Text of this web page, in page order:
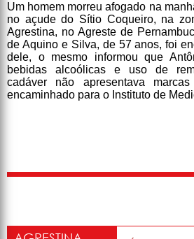
Um homem morreu afogado na
no açude do Sítio Coqueiro, na
Agrestina, no Agreste de
de Aquino e Silva, de 57 anos, foi
dele, o mesmo informou que
bebidas alcoólicas e uso de
cadáver não apresentava
encaminhado para o Instituto de